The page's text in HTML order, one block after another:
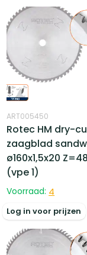
ART005450
Rotec HM dry-
zaagblad
ø160x1,5x20
(vpe 1)
Voorraad: 4
Log in voor prijzen